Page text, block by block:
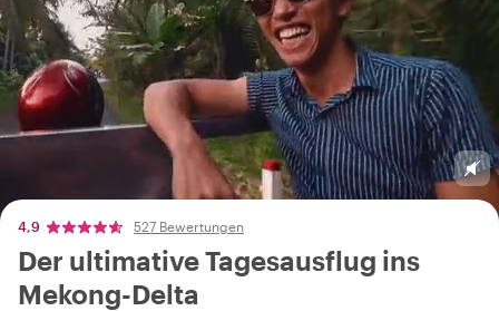
4,9 527 Bewertungen
Der ultimative Tagesausflug ins
Mekong-Delta